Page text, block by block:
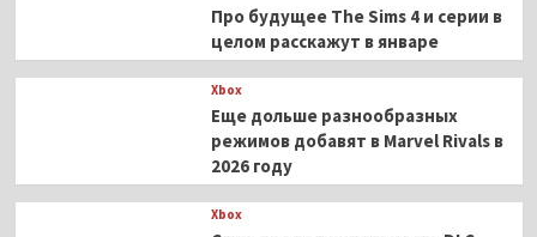
Про будущее The Sims 4 и серии в
целом расскажут в январе
Xbox
Еще дольше разнообразных
режимов добавят в Marvel Rivals в
2026 году
Xbox